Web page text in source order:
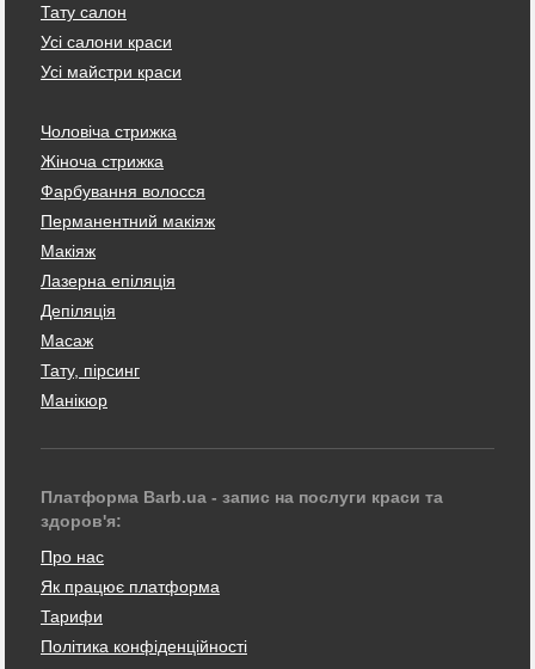
Тату салон
Усі салони краси
Усі майстри краси
Чоловіча стрижка
Жіноча стрижка
Фарбування волосся
Перманентний макіяж
Макіяж
Лазерна епіляція
Депіляція
Масаж
Тату, пірсинг
Манікюр
Платформа Barb.ua - запис на послуги краси та
здоров'я:
Про нас
Як працює платформа
Тарифи
Політика конфіденційності